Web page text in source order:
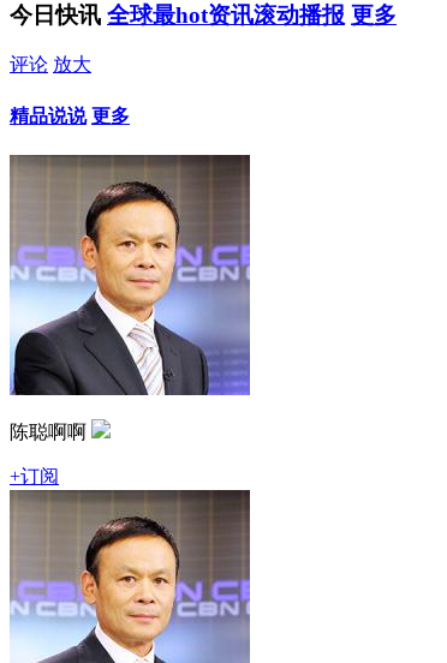
今日快讯 全球最hot资讯滚动播报 更多
评论 放大
精品说说 更多
陈聪啊啊
+订阅